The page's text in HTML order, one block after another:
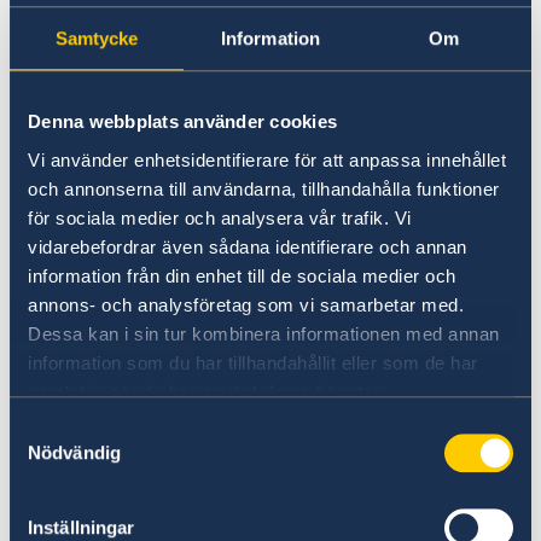
Samtycke Information Om
Denna webbplats använder cookies
Vi använder enhetsidentifierare för att anpassa innehållet
och annonserna till användarna, tillhandahålla funktioner
för sociala medier och analysera vår trafik. Vi
vidarebefordrar även sådana identifierare och annan
information från din enhet till de sociala medier och
annons- och analysföretag som vi samarbetar med.
Dessa kan i sin tur kombinera informationen med annan
information som du har tillhandahållit eller som de har
samlat in när du har använt deras tjänster.
Nödvändig
Inställningar
du är född i ett land där medborgarskapet
förvärvas genom territorialprincipen så som
oftast att du uppvisar ditt födelsebevis eller
annan officiell handling från landet där din
födelseplats framgår som till exempel ditt
nationella id-kort eller pass.
Medborgarskap förvärvat genom
ansökan eller anmälan
dokument från landets myndigheter där det
framgår när och hur du blivit medborgare i
landet. I Argentina och Uruguay framgår det
ofta på baksidan av ditt nationella id-kort.